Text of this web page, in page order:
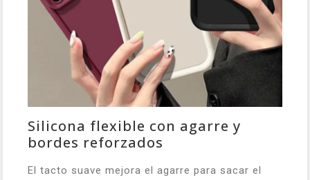
Silicona flexible con agarre y
bordes reforzados
El tacto suave mejora el agarre para sacar el